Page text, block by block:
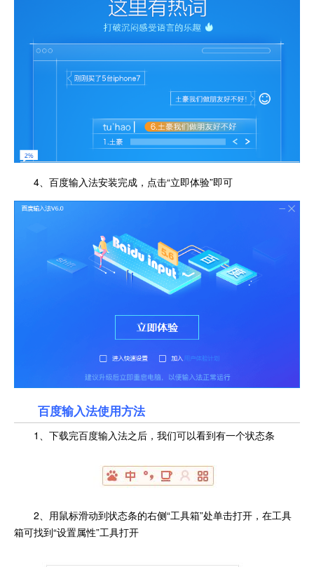
4、百度输入法安装完成，点击“立即体验”即可
百度输入法使用方法
1、下载完百度输入法之后，我们可以看到有一个状态条
2、用鼠标滑动到状态条的右侧“工具箱”处单击打开，在工具
箱可找到“设置属性”工具打开